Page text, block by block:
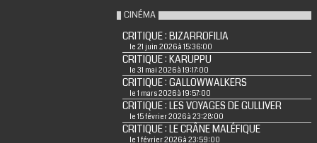
CINÉMA
CRITIQUE : BIZARROFILIA
le 21 juin 2026 à 15:36:00
CRITIQUE : KARUPPU
le 31 mai 2026 à 19:17:00
CRITIQUE : GALLOWWALKERS
le 1 mars 2026 à 19:57:00
CRITIQUE : LES VOYAGES DE GULLIVER
le 15 février 2026 à 23:28:00
CRITIQUE : LE CRÂNE MALÉFIQUE
le 1 février 2026 à 23:59:00